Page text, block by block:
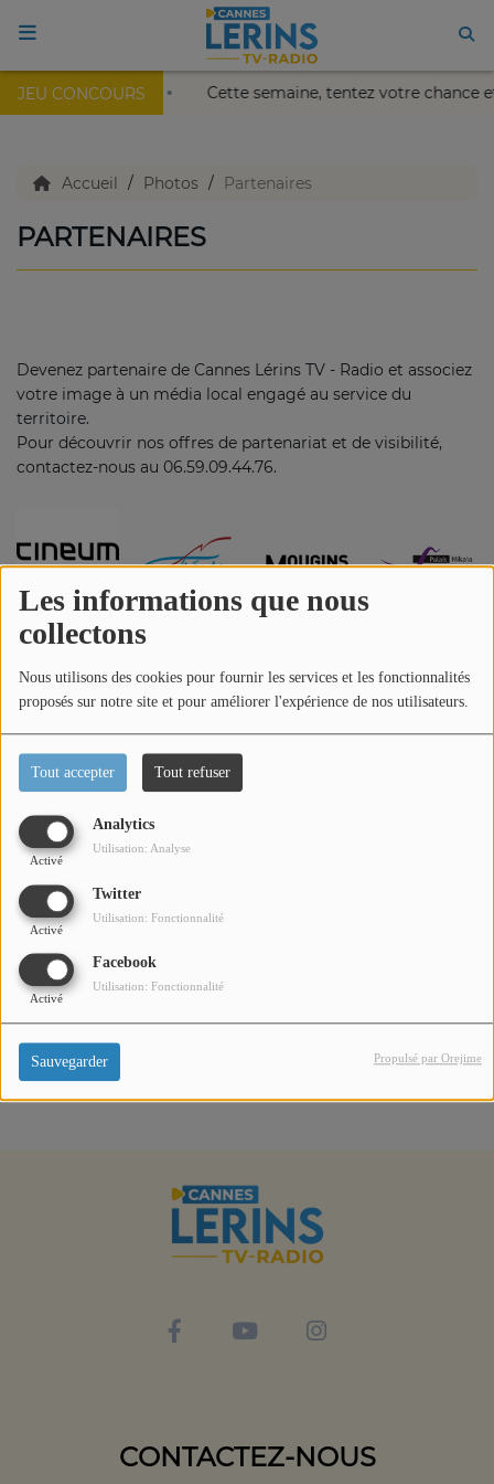
Les informations que nous
collectons
Nous utilisons des cookies pour fournir les services et les fonctionnalités
proposés sur notre site et pour améliorer l'expérience de nos utilisateurs.
Tout accepter Tout refuser
Analytics
Activé
Utilisation: Analyse
Twitter
Activé
Utilisation: Fonctionnalité
Facebook
Activé
Utilisation: Fonctionnalité
Sauvegarder Propulsé par Orejime
JEU CONCOURS
Nikaïa de Nice ! Cette semaine, tentez votre
TV en direct
Replay TV
Emissions Radio
Emissions TV
Diffusions
Jeu concours
Accueil Photos Partenaires
PARTENAIRES
Devenez partenaire de Cannes Lérins TV - Radio et associez
votre image à un média local engagé au service du
territoire.
Pour découvrir nos offres de partenariat et de visibilité,
contactez-nous au 06.59.09.44.76.
CONTACTEZ-NOUS